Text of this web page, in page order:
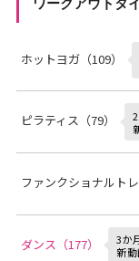
ホットヨガ（109）
ピラティス（79）
ファンクショナルト
ダンス（177）
3か
新